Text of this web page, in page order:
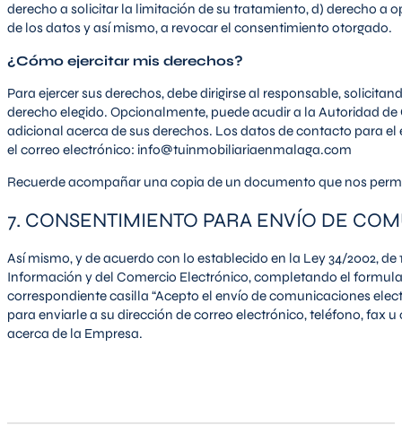
derecho a solicitar la limitación de su tratamiento, d) derecho a
de los datos y así mismo, a revocar el consentimiento otorgado.
¿Cómo ejercitar mis derechos?
Para ejercer sus derechos, debe dirigirse al responsable,
derecho elegido. Opcionalmente, puede acudir a la Autoridad
adicional acerca de sus derechos. Los datos de contacto para el
el correo electrónico: info@tuinmobiliariaenmalaga.com
Recuerde acompañar una copia de un documento que nos
7. CONSENTIMIENTO PARA ENVÍO DE
Así mismo, y de acuerdo con lo establecido en la Ley 34/2002, de
Información y del Comercio Electrónico, completando el
correspondiente casilla “Acepto el envío de comunicaciones
para enviarle a su dirección de correo electrónico, teléfono, fax
acerca de la Empresa.